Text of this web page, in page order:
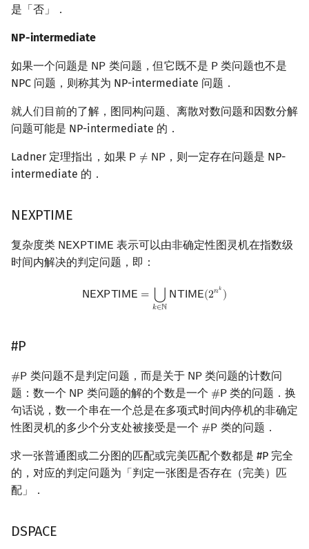
是「否」．
NP-intermediate
如果一个问题是 𝖭𝖯
NP 类问题，但它既不是 𝖯
P类问题也不是
NPC 问题，则称其为 NP-intermediate 问题．
就人们目前的了解，图同构问题、离散对数问题和因数分解
问题可能是 NP-intermediate 的．
Ladner 定理指出，如果 𝖯 ≠ 𝖭𝖯
P≠NP
，则一定存在问题是 NP-
intermediate 的．
NEXPTIME
复杂度类 𝖭𝖤𝖷𝖯𝖳 𝖨𝖬𝖤
NEXPTIME
表示可以由非确定性图灵机在指数级
时间内解决的判定问题，即：
𝖭𝖤𝖷𝖯 𝖳𝖨𝖬𝖤 = ⋃
𝑘∈ℕ
𝖭 𝖳 𝖨𝖬𝖤(2𝑛𝑘 )
NEXPTIME= ⋃k ∈ NNTIME(2nk)
#P
#𝖯
#P 类问题不是判定问题，而是关于 𝖭𝖯
NP 类问题的计数问
题：数一个 𝖭𝖯
NP 类问题的解的个数是一个 #𝖯
#P 类的问题．换
句话说，数一个串在一个总是在多项式时间内停机的非确定
性图灵机的多少个分支处被接受是一个 #𝖯
#P 类的问题．
求一张普通图或二分图的匹配或完美匹配个数都是 #P 完全
的，对应的判定问题为「判定一张图是否存在（完美）匹
配」．
DSPACE